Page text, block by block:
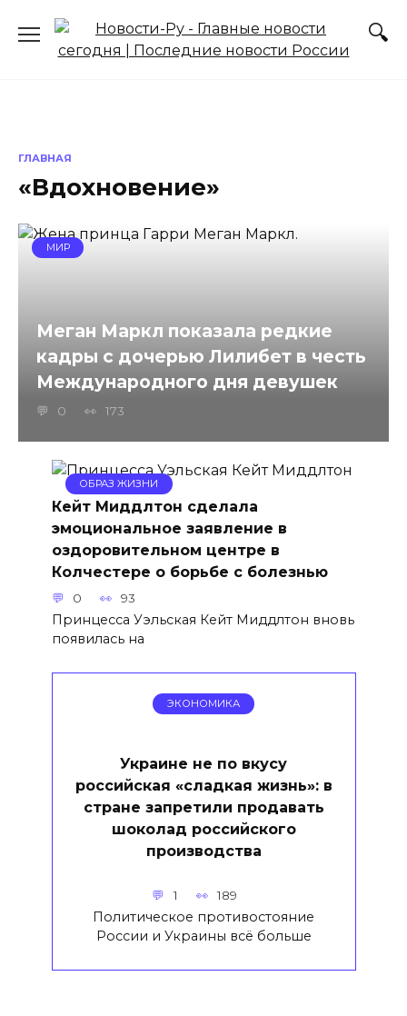
содержанию
ГЛАВНАЯ
«Вдохновение»
МИР
Меган Маркл показала редкие
кадры с дочерью Лилибет в честь
Международного дня девушек
0 173
ОБРАЗ ЖИЗНИ
Кейт Миддлтон сделала
эмоциональное заявление в
оздоровительном центре в
Колчестере о борьбе с болезнью
0 93
Принцесса Уэльская Кейт Миддлтон вновь
появилась на
ЭКОНОМИКА
Украине не по вкусу
российская «сладкая жизнь»: в
стране запретили продавать
шоколад российского
производства
1 189
Политическое противостояние
России и Украины всё больше